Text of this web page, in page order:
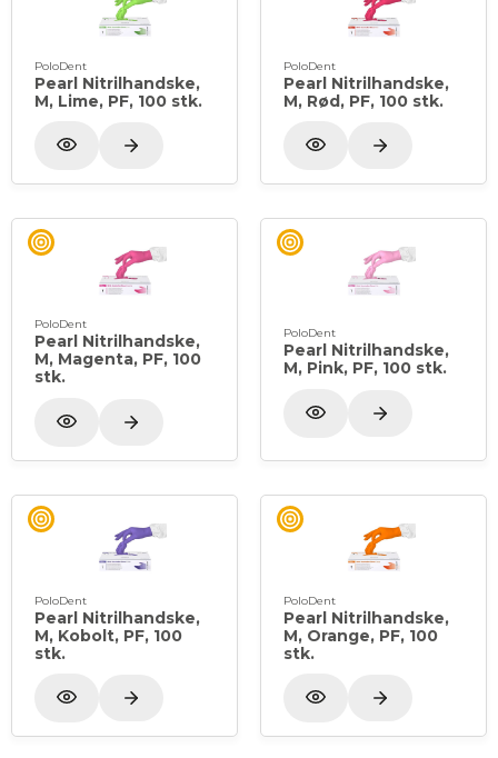
PoloDent
Pearl Nitrilhandske,
M, Lime, PF, 100 stk.
PoloDent
Pearl Nitrilhandske,
M, Rød, PF, 100 stk.
PoloDent
Pearl Nitrilhandske,
M, Magenta, PF, 100
stk.
PoloDent
Pearl Nitrilhandske,
M, Pink, PF, 100 stk.
PoloDent
Pearl Nitrilhandske,
M, Kobolt, PF, 100
stk.
PoloDent
Pearl Nitrilhandske,
M, Orange, PF, 100
stk.